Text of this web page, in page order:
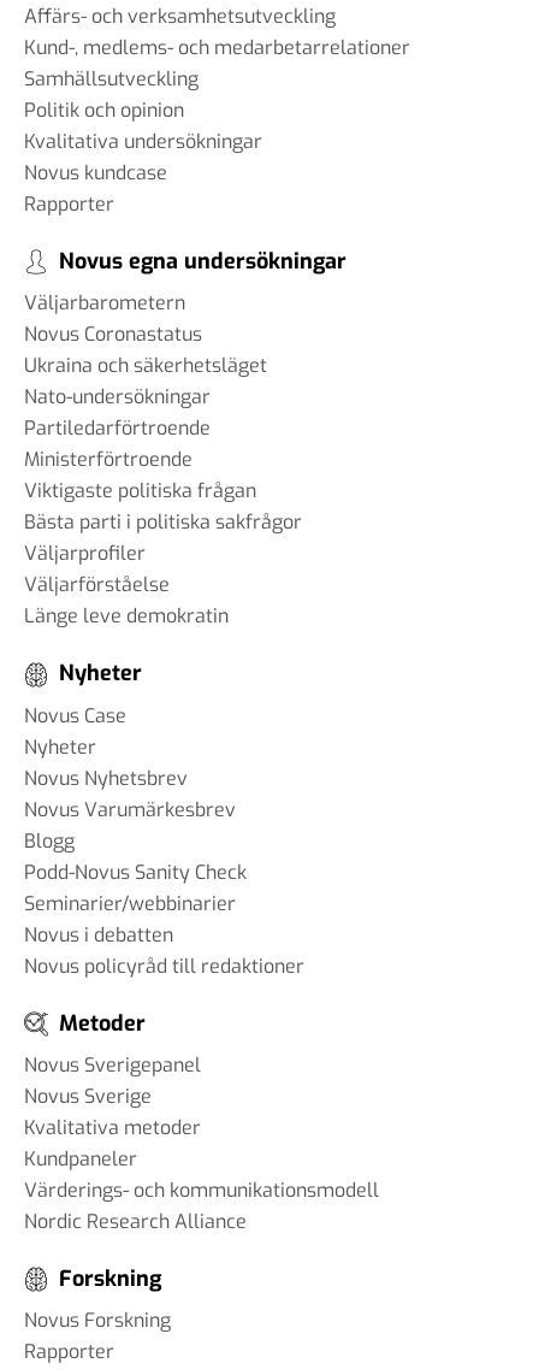
Affärs- och verksamhetsutveckling
Kund-, medlems- och medarbetarrelationer
Samhällsutveckling
Politik och opinion
Kvalitativa undersökningar
Novus kundcase
Rapporter
Novus egna undersökningar
Väljarbarometern
Novus Coronastatus
Ukraina och säkerhetsläget
Nato-undersökningar
Partiledarförtroende
Ministerförtroende
Viktigaste politiska frågan
Bästa parti i politiska sakfrågor
Väljarprofiler
Väljarförståelse
Länge leve demokratin
Nyheter
Novus Case
Nyheter
Novus Nyhetsbrev
Novus Varumärkesbrev
Blogg
Podd-Novus Sanity Check
Seminarier/webbinarier
Novus i debatten
Novus policyråd till redaktioner
Metoder
Novus Sverigepanel
Novus Sverige
Kvalitativa metoder
Kundpaneler
Värderings- och kommunikationsmodell
Nordic Research Alliance
Forskning
Novus Forskning
Rapporter